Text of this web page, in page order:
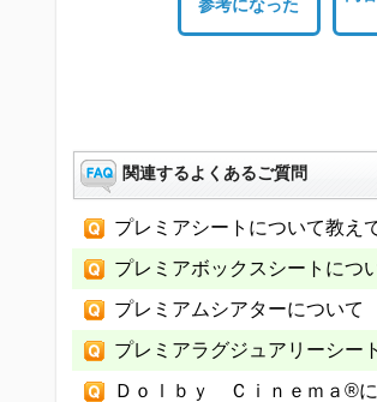
参考になった
関連するよくあるご質問
プレミアシートについて教え
プレミアボックスシートにつ
プレミアムシアターについて
プレミアラグジュアリーシー
Ｄｏｌｂｙ Ｃｉｎｅｍａ®